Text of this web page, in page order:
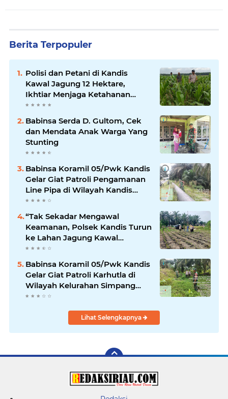
Berita Terpopuler
Polisi dan Petani di Kandis
Kawal Jagung 12 Hektare,
Ikhtiar Menjaga Ketahanan
Pangan
Babinsa Serda D. Gultom, Cek
dan Mendata Anak Warga Yang
Stunting
Babinsa Koramil 05/Pwk Kandis
Gelar Giat Patroli Pengamanan
Line Pipa di Wilayah Kandis
Kandis
“Tak Sekadar Mengawal
Keamanan, Polsek Kandis Turun
ke Lahan Jagung Kawal
Ketahanan Pangan
Babinsa Koramil 05/Pwk Kandis
Gelar Giat Patroli Karhutla di
Wilayah Kelurahan Simpang
Belutu
Lihat Selengkapnya